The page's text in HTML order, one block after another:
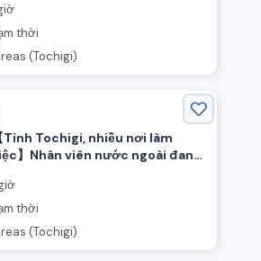
thời
(Tochigi)
Tỉnh Tochigi, nhiều nơi làm
】Nhân viên nước ngoài đang
viên chăm sóc có kinh
thời
(Tochigi)